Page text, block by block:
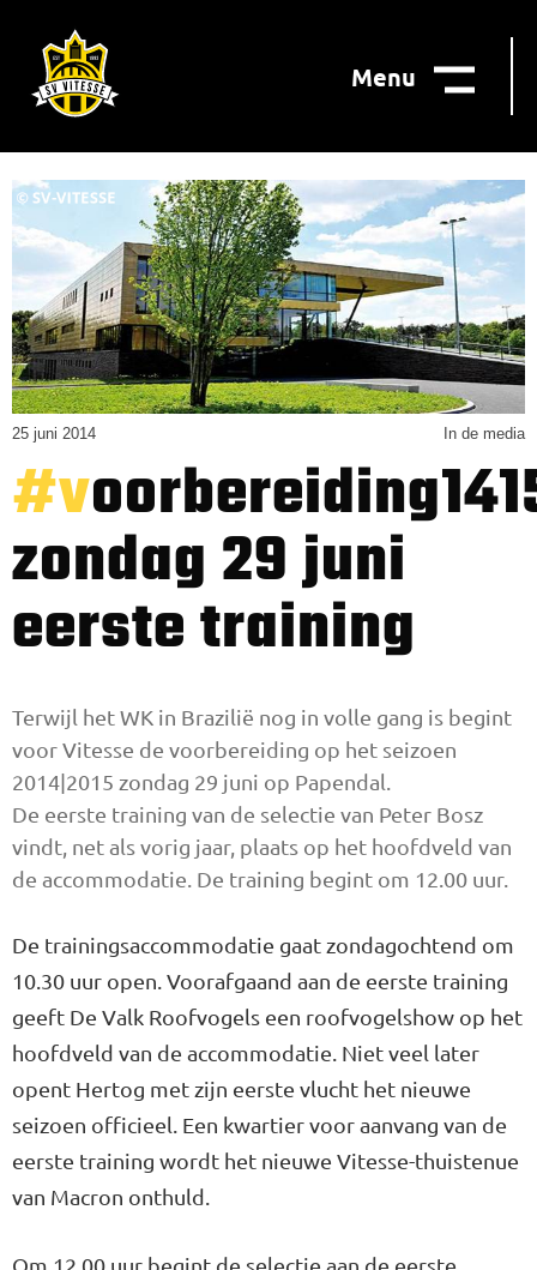
Menu
25 juni 2014 In de media
#voorbereiding1415:
zondag 29 juni
eerste training
Terwijl het WK in Brazilië nog in volle gang is begint
voor Vitesse de voorbereiding op het seizoen
2014|2015 zondag 29 juni op Papendal.
De eerste training van de selectie van Peter Bosz
vindt, net als vorig jaar, plaats op het hoofdveld van
de accommodatie. De training begint om 12.00 uur.
De trainingsaccommodatie gaat zondagochtend om
10.30 uur open. Voorafgaand aan de eerste training
geeft De Valk Roofvogels een roofvogelshow op het
hoofdveld van de accommodatie. Niet veel later
opent Hertog met zijn eerste vlucht het nieuwe
seizoen officieel. Een kwartier voor aanvang van de
eerste training wordt het nieuwe Vitesse-thuistenue
van Macron onthuld.
Om 12.00 uur begint de selectie aan de eerste